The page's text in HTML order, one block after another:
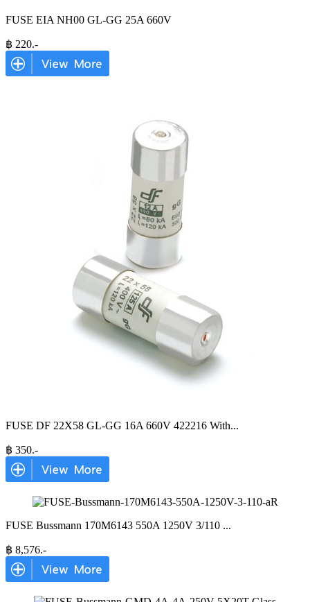
FUSE EIA NH00 GL-GG 25A 660V
฿ 220.-
FUSE DF 22X58 GL-GG 16A 660V 422216 With...
฿ 350.-
FUSE Bussmann 170M6143 550A 1250V 3/110 ...
฿ 8,576.-